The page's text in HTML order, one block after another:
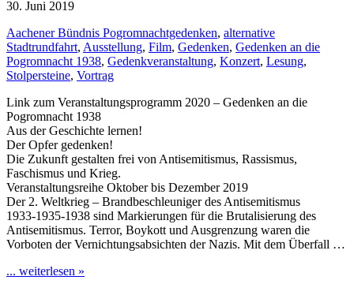
30. Juni 2019
Aachener Bündnis Pogromnachtgedenken, alternative
Stadtrundfahrt, Ausstellung, Film, Gedenken, Gedenken an die
Pogromnacht 1938, Gedenkveranstaltung, Konzert, Lesung,
Stolpersteine, Vortrag
Link zum Veranstaltungsprogramm 2020 – Gedenken an die
Pogromnacht 1938
Aus der Geschichte lernen!
Der Opfer gedenken!
Die Zukunft gestalten frei von Antisemitismus, Rassismus,
Faschismus und Krieg.
Veranstaltungsreihe Oktober bis Dezember 2019
Der 2. Weltkrieg – Brandbeschleuniger des Antisemitismus
1933-1935-1938 sind Markierungen für die Brutalisierung des
Antisemitismus. Terror, Boykott und Ausgrenzung waren die
Vorboten der Vernichtungsabsichten der Nazis. Mit dem Überfall …
... weiterlesen »